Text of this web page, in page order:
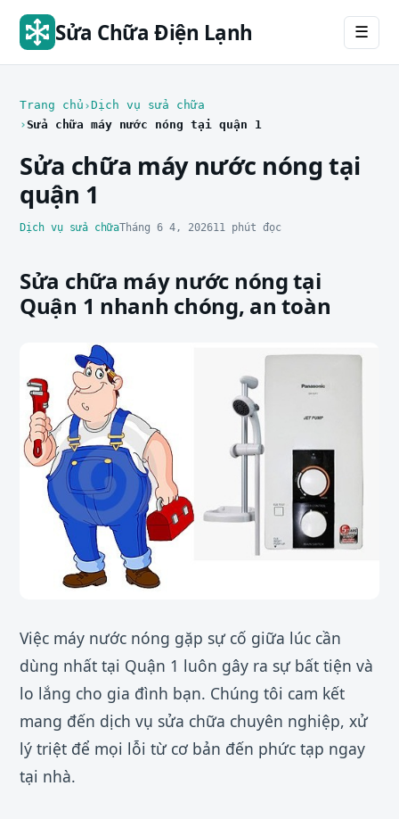
Sửa Chữa Điện Lạnh ☰
Trang chủ Dịch vụ sửa chữa
Sửa chữa máy nước nóng tại quận 1
Sửa chữa máy nước nóng tại
quận 1
Dịch vụ sửa chữaTháng 6 4, 202611 phút đọc
Sửa chữa máy nước nóng tại
Quận 1 nhanh chóng, an toàn
Việc máy nước nóng gặp sự cố giữa lúc cần
dùng nhất tại Quận 1 luôn gây ra sự bất tiện và
lo lắng cho gia đình bạn. Chúng tôi cam kết
mang đến dịch vụ sửa chữa chuyên nghiệp, xử
lý triệt để mọi lỗi từ cơ bản đến phức tạp ngay
tại nhà.